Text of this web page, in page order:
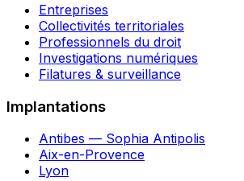
Entreprises
Collectivités territoriales
Professionnels du droit
Investigations numériques
Filatures & surveillance
Implantations
Antibes — Sophia Antipolis
Aix-en-Provence
Lyon